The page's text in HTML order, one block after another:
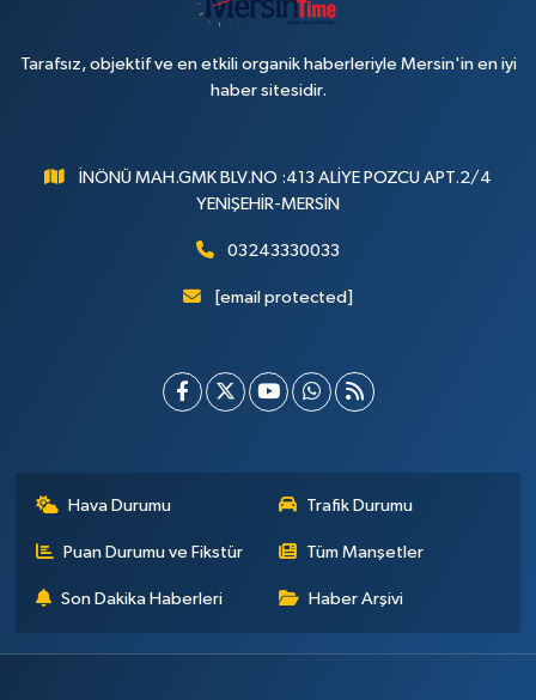
Tarafsız, objektif ve en etkili organik haberleriyle Mersin'in en iyi
haber sitesidir.
İNÖNÜ MAH.GMK BLV.NO :413 ALİYE POZCU APT.2/4
YENİŞEHİR-MERSİN
03243330033
[email protected]
Hava Durumu Trafik Durumu
Puan Durumu ve Fikstür Tüm Manşetler
Son Dakika Haberleri Haber Arşivi